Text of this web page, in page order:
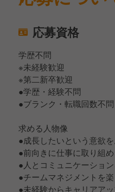
応募資格
学歴不問
※未経験歓迎
※第二新卒歓迎
●学歴・経験不問
●ブランク・転職回数不問
求める人物像
●成長したいという意欲
●前向きに仕事に取り組
●人とコミュニケーショ
●チームマネジメントを
●未経験からキャリアア